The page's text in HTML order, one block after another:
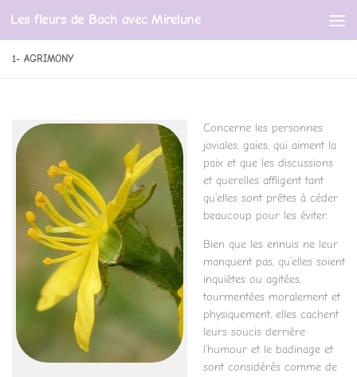
Skip to content
Les fleurs de Bach avec Mirelune
1- AGRIMONY
Concerne les personnes
joviales, gaies, qui aiment la
paix et que les discussions
et querelles affligent tant
qu’elles sont prêtes à céder
beaucoup pour les éviter.
Bien que les ennuis ne leur
manquent pas, qu’elles soient
inquiètes ou agitées,
tourmentées moralement et
physiquement, elles cachent
leurs soucis derrière
l’humour et le badinage et
sont considérés comme de